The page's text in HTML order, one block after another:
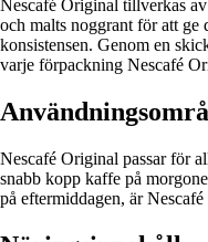
Nescafé Original tillverkas
och malts noggrant för att ge
konsistensen. Genom en
varje förpackning Nescafé
Nescafé Original passar för
snabb kopp kaffe på
på eftermiddagen, är